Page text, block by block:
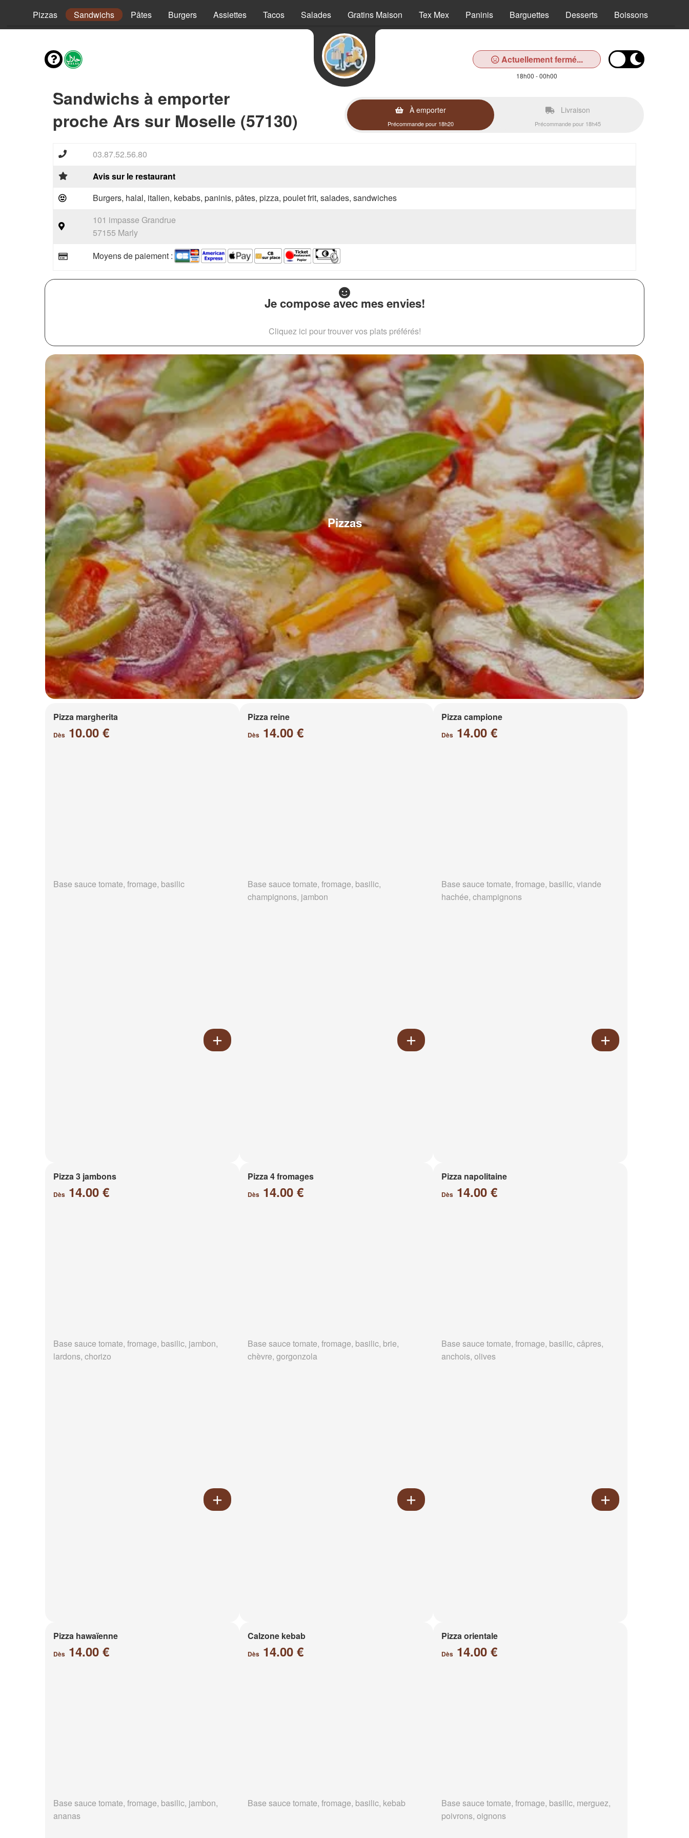
Pizzas Sandwichs Pâtes Burgers Assiettes Tacos Salades Gratins Maison Tex Mex Paninis Barguettes Desserts Boissons
Actuellement fermé...
18h00 - 00h00
Sandwichs à emporter
proche Ars sur Moselle (57130)
À emporter
Précommande pour 18h20
Livraison
Précommande pour 18h45
03.87.52.56.80
Avis sur le restaurant
Burgers, halal, italien, kebabs, paninis, pâtes, pizza, poulet frit, salades, sandwiches
101 impasse Grandrue
57155 Marly
Moyens de paiement :
Je compose avec mes envies!
Cliquez ici pour trouver vos plats préférés!
Pizzas
Pizza margherita
Dès 10.00 €
Base sauce tomate, fromage, basilic
Pizza reine
Dès14.00 €
Base sauce tomate, fromage, basilic,
champignons, jambon
Pizza campione
Dès 14.00 €
Base sauce tomate, fromage, basilic, viande
hachée, champignons
Pizza 3 jambons
Dès 14.00 €
Base sauce tomate, fromage, basilic, jambon,
lardons, chorizo
Pizza 4 fromages
Dès14.00 €
Base sauce tomate, fromage, basilic, brie,
chèvre, gorgonzola
Pizza napolitaine
Dès 14.00 €
Base sauce tomate, fromage, basilic, câpres,
anchois, olives
Pizza hawaïenne
Dès 14.00 €
Base sauce tomate, fromage, basilic, jambon,
ananas
Calzone kebab
Dès14.00 €
Base sauce tomate, fromage, basilic, kebab
Pizza orientale
Dès 14.00 €
Base sauce tomate, fromage, basilic, merguez,
poivrons, oignons